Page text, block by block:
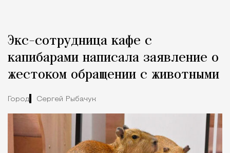
Экс-сотрудница кафе с
капибарами написала заявление о
жестоком обращении с животными
Город Сергей Рыбачук